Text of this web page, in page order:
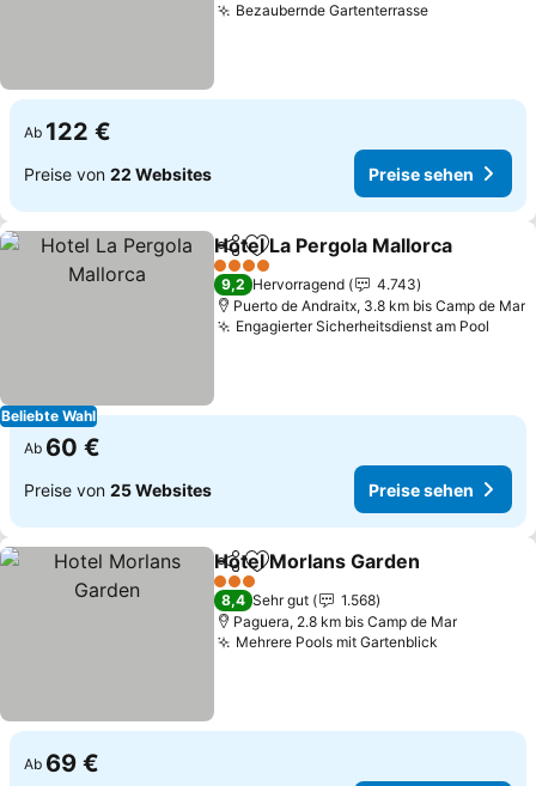
Bezaubernde Gartenterrasse
Ab 122 €
Preise von 22 Websites Preise sehen
Beliebte Wahl
TeilenZu Favoriten hinzufügen
Hotel La Pergola Mallorca
4 Sterne
9,2 Hervorragend
4.743
Puerto de Andraitx, 3.8 km bis Camp de Mar
Engagierter Sicherheitsdienst am Pool
Ab 60 €
Preise von 25 Websites Preise sehen
TeilenZu Favoriten hinzufügen
Hotel Morlans Garden
3 Sterne
8,4 Sehr gut
1.568
Paguera, 2.8 km bis Camp de Mar
Mehrere Pools mit Gartenblick
Ab 69 €